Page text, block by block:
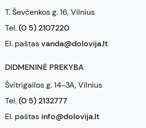
T. Ševčenkos g. 16, Vilnius
Tel.(0 5) 2107220
El. paštasvanda@dolovija.lt
DIDMENINĖ PREKYBA
Švitrigailos g. 14-3A, Vilnius
Tel.(0 5) 2132777
El. paštas info@dolovija.lt